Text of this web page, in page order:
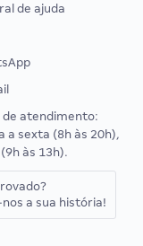
de ajuda
de atendimento:
a sexta (8h às 20h),
às 13h).
nos a sua história!